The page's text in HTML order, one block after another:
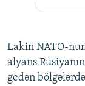
Lakin NATO-
alyans
gedən